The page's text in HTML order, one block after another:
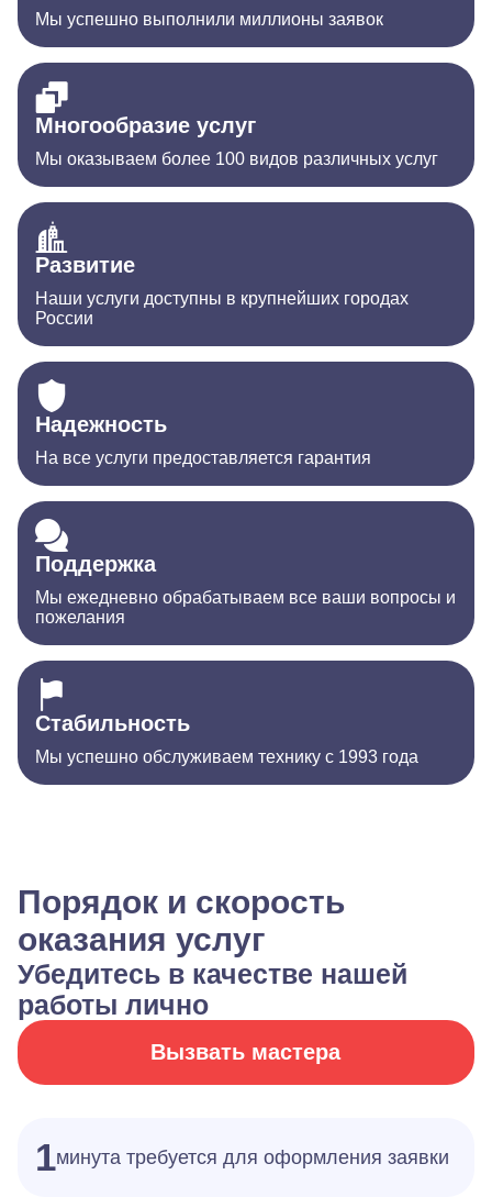
Мы успешно выполнили миллионы заявок
Многообразие услуг
Мы оказываем более 100 видов различных услуг
Развитие
Наши услуги доступны в крупнейших городах
России
Надежность
На все услуги предоставляется гарантия
Поддержка
Мы ежедневно обрабатываем все ваши вопросы и
пожелания
Стабильность
Мы успешно обслуживаем технику с 1993 года
Порядок и скорость
оказания услуг
Убедитесь в качестве нашей
работы лично
Вызвать мастера
1минута требуется для оформления заявки